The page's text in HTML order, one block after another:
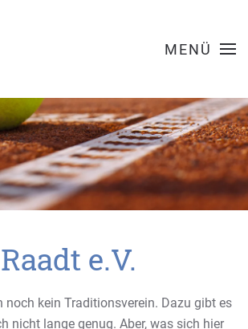
MENÜ
e.V.
noch kein Traditionsverein. Dazu gibt es
nicht lange genug. Aber, was sich hier